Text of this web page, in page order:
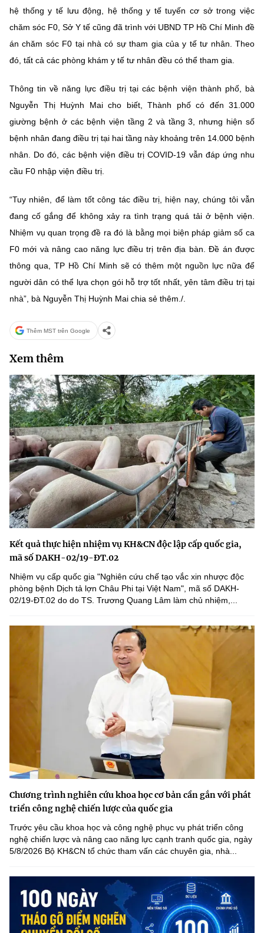
hệ thống y tế lưu động, hệ thống y tế tuyến cơ sở trong việc
chăm sóc F0, Sở Y tế cũng đã trình với UBND TP Hồ Chí Minh đề
án chăm sóc F0 tại nhà có sự tham gia của y tế tư nhân. Theo
đó, tất cả các phòng khám y tế tư nhân đều có thể tham gia.
Thông tin về năng lực điều trị tại các bệnh viện thành phố, bà
Nguyễn Thị Huỳnh Mai cho biết, Thành phố có đến 31.000
giường bệnh ở các bệnh viện tầng 2 và tầng 3, nhưng hiện số
bệnh nhân đang điều trị tại hai tầng này khoảng trên 14.000 bệnh
nhân. Do đó, các bệnh viện điều trị COVID-19 vẫn đáp ứng nhu
cầu F0 nhập viện điều trị.
“Tuy nhiên, để làm tốt công tác điều trị, hiện nay, chúng tôi vẫn
đang cố gắng để không xảy ra tình trạng quá tải ở bệnh viện.
Nhiệm vụ quan trọng đề ra đó là bằng mọi biện pháp giảm số ca
F0 mới và nâng cao năng lực điều trị trên địa bàn. Đề án được
thông qua, TP Hồ Chí Minh sẽ có thêm một nguồn lực nữa để
người dân có thể lựa chọn gói hỗ trợ tốt nhất, yên tâm điều trị tại
nhà”, bà Nguyễn Thị Huỳnh Mai chia sẻ thêm./.
Thêm MST trên Google
Xem thêm
Kết quả thực hiện nhiệm vụ KH&CN độc lập cấp quốc gia,
mã số DAKH-02/19-ĐT.02
Nhiệm vụ cấp quốc gia "Nghiên cứu chế tạo vắc xin nhược độc
phòng bệnh Dịch tả lợn Châu Phi tại Việt Nam", mã số DAKH-
02/19-ĐT.02 do do TS. Trương Quang Lâm làm chủ nhiệm,...
Chương trình nghiên cứu khoa học cơ bản cần gắn với phát
triển công nghệ chiến lược của quốc gia
Trước yêu cầu khoa học và công nghệ phục vụ phát triển công
nghệ chiến lược và nâng cao năng lực cạnh tranh quốc gia, ngày
5/8/2026 Bộ KH&CN tổ chức tham vấn các chuyên gia, nhà...